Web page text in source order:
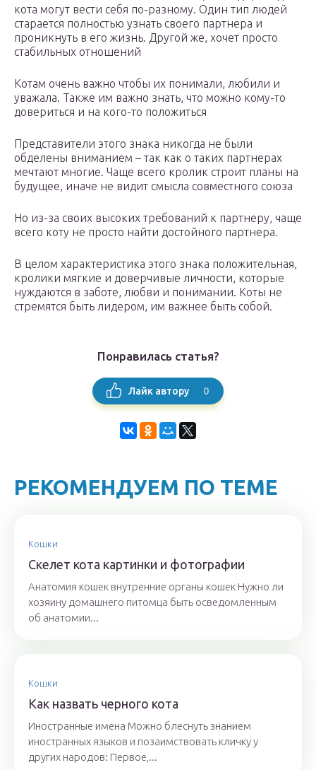
кота могут вести себя по-разному. Один тип людей
старается полностью узнать своего партнера и
проникнуть в его жизнь. Другой же, хочет просто
стабильных отношений
Котам очень важно чтобы их понимали, любили и
уважала. Также им важно знать, что можно кому-то
довериться и на кого-то положиться
Представители этого знака никогда не были
обделены вниманием – так как о таких партнерах
мечтают многие. Чаще всего кролик строит планы на
будущее, иначе не видит смысла совместного союза
Но из-за своих высоких требований к партнеру, чаще
всего коту не просто найти достойного партнера.
В целом характеристика этого знака положительная,
кролики мягкие и доверчивые личности, которые
нуждаются в заботе, любви и понимании. Коты не
стремятся быть лидером, им важнее быть собой.
Понравилась статья?
Лайк автору 0
РЕКОМЕНДУЕМ ПО ТЕМЕ
Кошки
Скелет кота картинки и фотографии
Анатомия кошек внутренние органы кошек Нужно ли
хозяину домашнего питомца быть осведомленным
об анатомии...
Кошки
Как назвать черного кота
Иностранные имена Можно блеснуть знанием
иностранных языков и позаимствовать кличку у
других народов: Первое,...